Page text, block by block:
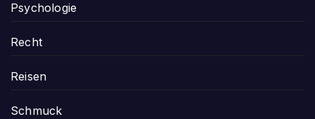
Psychologie
Recht
Reisen
Schmuck